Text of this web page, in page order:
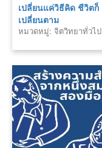
เปลี่ยนแค่วิธีคิด ชีวิตก็
เปลี่ยนตาม
หมวดหมู่: จิตวิทยาทั่วไป